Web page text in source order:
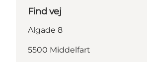
Find vej
Algade 8
5500 Middelfart